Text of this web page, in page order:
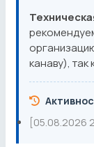
канаву), так
[05.08.2026